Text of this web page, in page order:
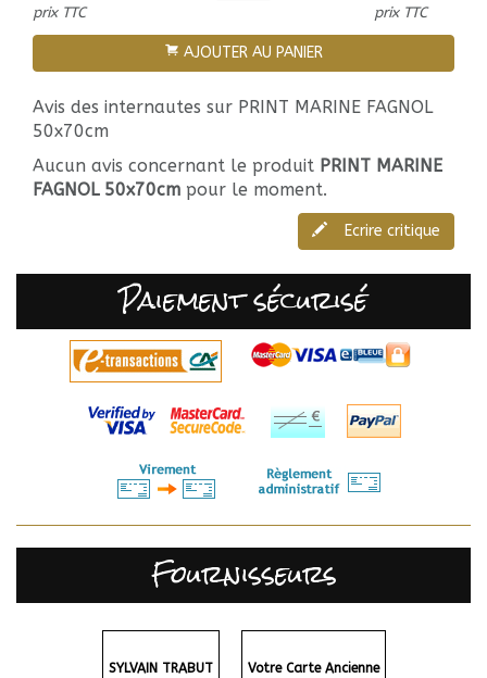
prix TTC prix TTC
AJOUTER AU PANIER
Avis des internautes sur PRINT MARINE FAGNOL
50x70cm
Aucun avis concernant le produit PRINT MARINE
FAGNOL 50x70cm pour le moment.
Ecrire critique
Paiement sécurisé
Fournisseurs
SYLVAIN TRABUT Votre Carte Ancienne